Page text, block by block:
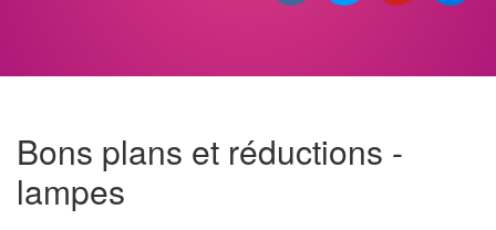
Bons plans et réductions -
lampes